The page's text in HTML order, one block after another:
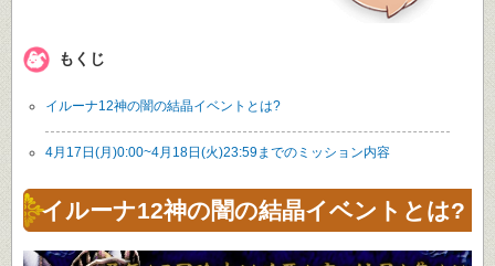
もくじ
イルーナ12神の闇の結晶イベントとは?
4月17日(月)0:00~4月18日(火)23:59までのミッション内容
イルーナ12神の闇の結晶イベントとは?